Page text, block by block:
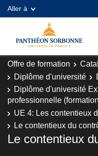
Aller à
Offre de formation
Diplôme d'université
Diplôme d'université
professionnelle
UE 4: Les contentieux
Le contentieux du
Le contentieux